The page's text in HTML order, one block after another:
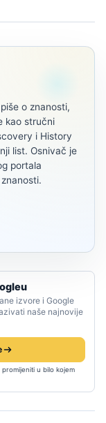
o znanosti,
kao stručni
i History
list. Osnivač je
portala
izvore i Google
naše najnovije
u bilo kojem